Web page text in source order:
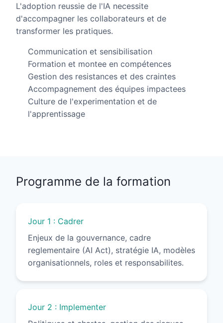
L'adoption reussie de l'IA necessite
d'accompagner les collaborateurs et de
transformer les pratiques.
Communication et sensibilisation
Formation et montee en compétences
Gestion des resistances et des craintes
Accompagnement des équipes impactees
Culture de l'experimentation et de
l'apprentissage
Programme de la formation
Jour 1 : Cadrer
Enjeux de la gouvernance, cadre
reglementaire (AI Act), stratégie IA, modèles
organisationnels, roles et responsabilites.
Jour 2 : Implementer